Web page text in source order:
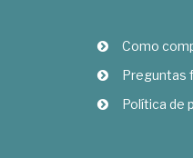
Como
Preguntas
Política de